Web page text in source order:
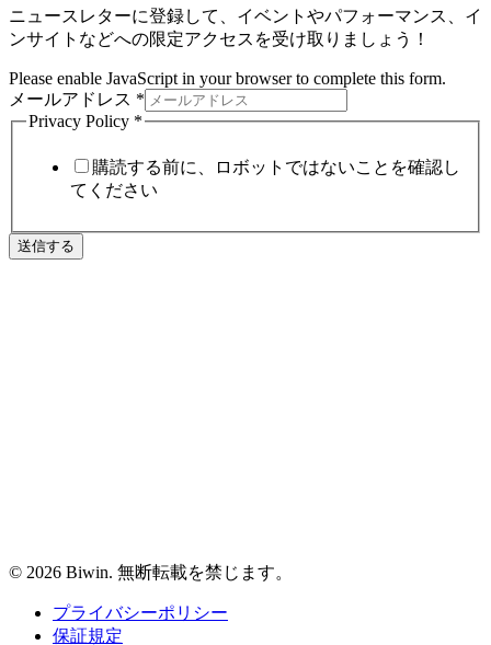
ニュースレターに登録して、イベントやパフォーマンス、イ
ンサイトなどへの限定アクセスを受け取りましょう！
Please enable JavaScript in your browser to complete this form.
メールアドレス *
Privacy Policy *
購読する前に、ロボットではないことを確認し
てください
送信する
© 2026 Biwin. 無断転載を禁じます。
プライバシーポリシー
保証規定